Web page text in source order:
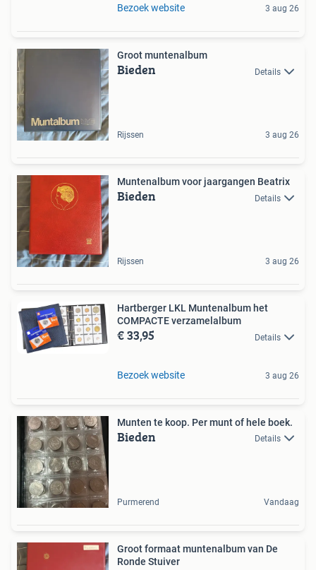
Bezoek website 3 aug 26
Groot muntenalbum
Bieden Details
Rijssen 3 aug 26
Muntenalbum voor jaargangen Beatrix
Bieden Details
Rijssen 3 aug 26
Hartberger LKL Muntenalbum het
COMPACTE verzamelalbum
€ 33,95 Details
Bezoek website 3 aug 26
Munten te koop. Per munt of hele boek.
Bieden Details
Purmerend Vandaag
Groot formaat muntenalbum van De
Ronde Stuiver